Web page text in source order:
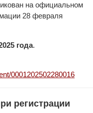
на официальном
28 февраля
года.
0001202502280016
регистрации